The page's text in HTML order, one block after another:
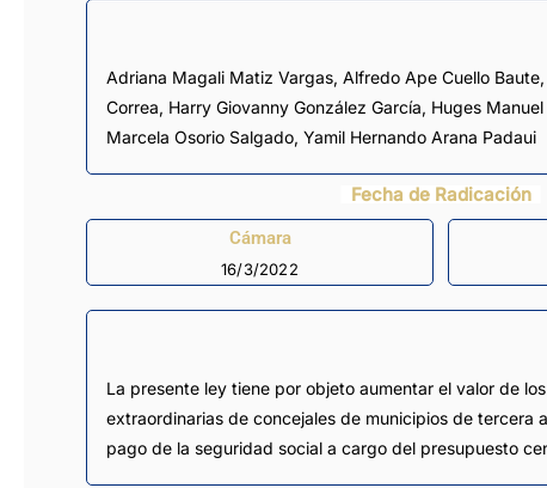
Adriana Magali Matiz Vargas, Alfredo Ape Cuello Baute,
Correa, Harry Giovanny González García, Huges
Marcela Osorio Salgado, Yamil Hernando Arana Padaui
Fecha de Radicación
Cámara
16/3/2022
La presente ley tiene por objeto aumentar el valor de
extraordinarias de concejales de municipios de tercera
pago de la seguridad social a cargo del presupuesto